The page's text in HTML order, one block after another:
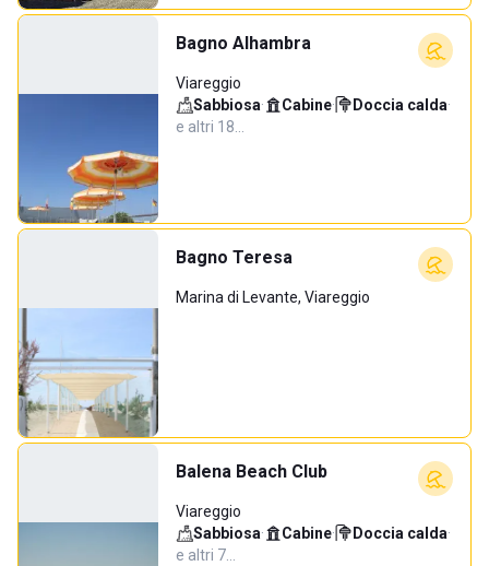
Bagno Alhambra
Viareggio
Sabbiosa· Cabine· Doccia calda·
e altri 18…
Bagno Teresa
Marina di Levante, Viareggio
Balena Beach Club
Viareggio
Sabbiosa· Cabine· Doccia calda·
e altri 7…